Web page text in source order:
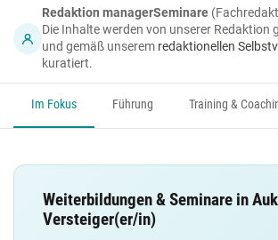
Redaktion managerSeminare
Die Inhalte werden von unserer Redaktion
und gemäß unserem redaktionellen
kuratiert.
Im Fokus Führung Training &
Weiterbildungen & Seminare in
Versteiger(er/in)